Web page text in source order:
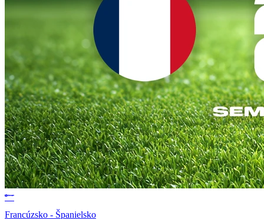
Francúzsko - Španielsko